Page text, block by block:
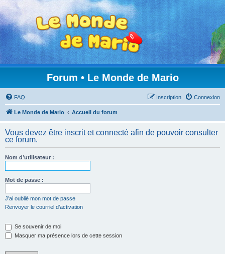
Forum • Le Monde de Mario
FAQ Connexion
Inscription
Le Monde de Mario Accueil du forum
Vous devez être inscrit et connecté afin de pouvoir consulter
ce forum.
Nom d’utilisateur :
Mot de passe :
J’ai oublié mon mot de passe
Renvoyer le courriel d’activation
Se souvenir de moi
Masquer ma présence lors de cette session